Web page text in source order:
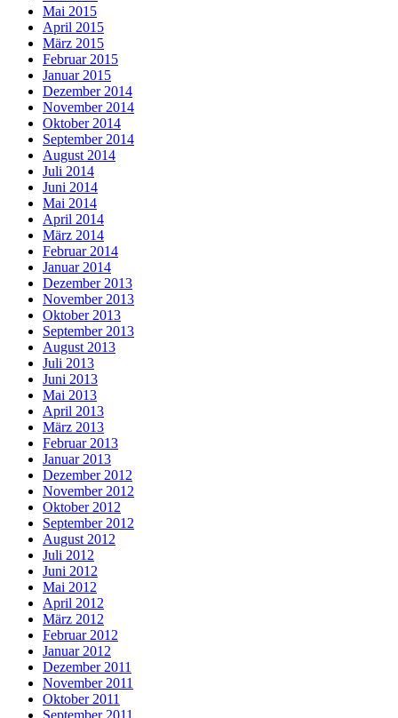
Mai 2015
April 2015
März 2015
Februar 2015
Januar 2015
Dezember 2014
November 2014
Oktober 2014
September 2014
August 2014
Juli 2014
Juni 2014
Mai 2014
April 2014
März 2014
Februar 2014
Januar 2014
Dezember 2013
November 2013
Oktober 2013
September 2013
August 2013
Juli 2013
Juni 2013
Mai 2013
April 2013
März 2013
Februar 2013
Januar 2013
Dezember 2012
November 2012
Oktober 2012
September 2012
August 2012
Juli 2012
Juni 2012
Mai 2012
April 2012
März 2012
Februar 2012
Januar 2012
Dezember 2011
November 2011
Oktober 2011
September 2011